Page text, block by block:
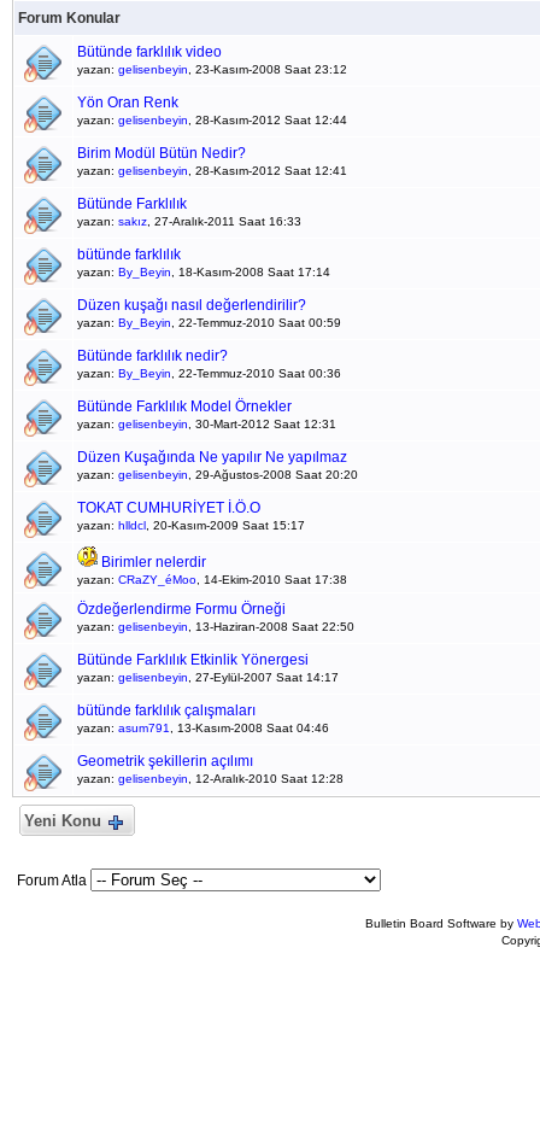
Forum Konular
Bütünde farklılık video
yazan: gelisenbeyin , 23-Kasım-2008 Saat 23:12
Yön Oran Renk
yazan: gelisenbeyin , 28-Kasım-2012 Saat 12:44
Birim Modül Bütün Nedir?
yazan: gelisenbeyin , 28-Kasım-2012 Saat 12:41
Bütünde Farklılık
yazan: sakız , 27-Aralık-2011 Saat 16:33
bütünde farklılık
yazan: By_Beyin , 18-Kasım-2008 Saat 17:14
Düzen kuşağı nasıl değerlendirilir?
yazan: By_Beyin , 22-Temmuz-2010 Saat 00:59
Bütünde farklılık nedir?
yazan: By_Beyin , 22-Temmuz-2010 Saat 00:36
Bütünde Farklılık Model Örnekler
yazan: gelisenbeyin , 30-Mart-2012 Saat 12:31
Düzen Kuşağında Ne yapılır Ne yapılmaz
yazan: gelisenbeyin , 29-Ağustos-2008 Saat 20:20
TOKAT CUMHURİYET İ.Ö.O
yazan: hlldcl , 20-Kasım-2009 Saat 15:17
Birimler nelerdir
yazan: CRaZY_éMoo , 14-Ekim-2010 Saat 17:38
Özdeğerlendirme Formu Örneği
yazan: gelisenbeyin , 13-Haziran-2008 Saat 22:50
Bütünde Farklılık Etkinlik Yönergesi
yazan: gelisenbeyin , 27-Eylül-2007 Saat 14:17
bütünde farklılık çalışmaları
yazan: asum791 , 13-Kasım-2008 Saat 04:46
Geometrik şekillerin açılımı
yazan: gelisenbeyin , 12-Aralık-2010 Saat 12:28
Yeni Konu
Forum Atla
Bulletin Board Software by